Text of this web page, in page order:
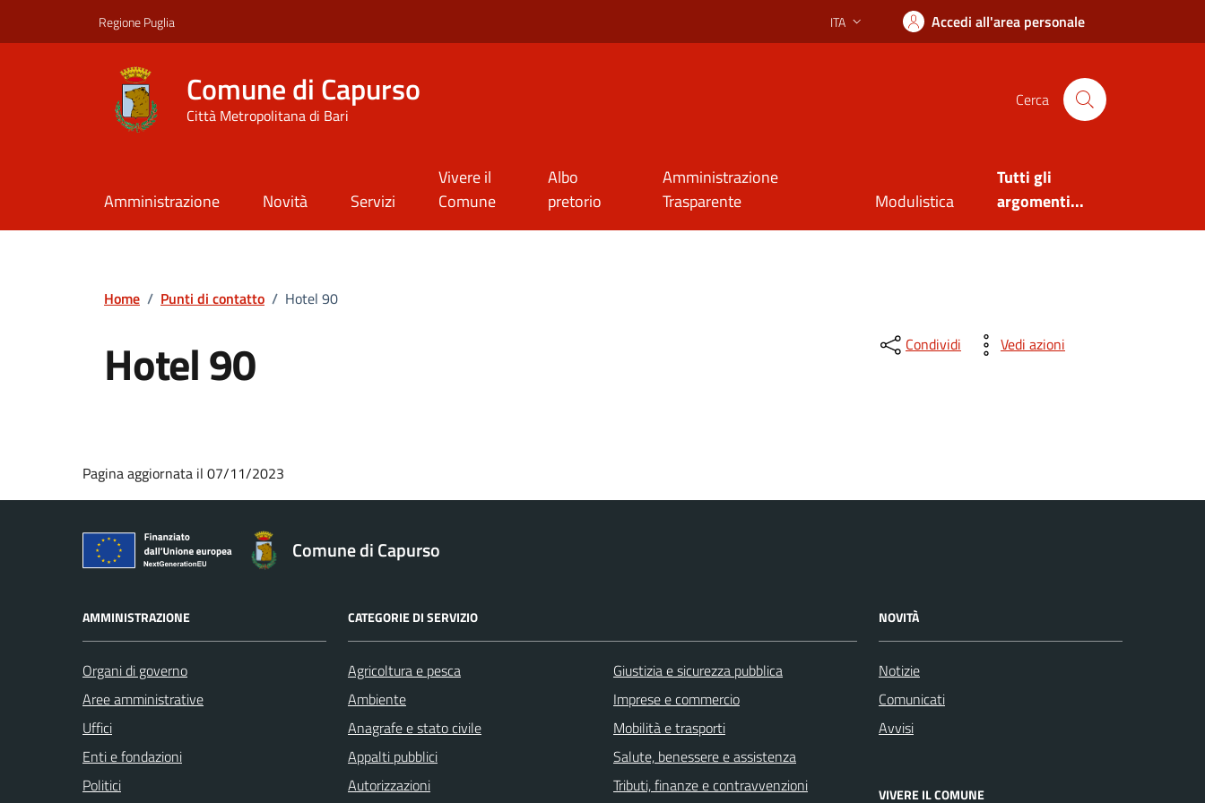
Regione Puglia Lingua attiva:
ITA Accedi all'area personale
Comune di Capurso
Città Metropolitana di Bari
Cerca
Amministrazione Novità Servizi
Vivere il
Comune
Albo
pretorio
Amministrazione
Trasparente
Modulistica
Tutti gli
argomenti...
Home / Punti di contatto / Hotel 90
Hotel 90 Condividi Vedi azioni
Pagina aggiornata il 07/11/2023
Comune di Capurso
AMMINISTRAZIONE
Organi di governo
Aree amministrative
Uffici
Enti e fondazioni
Politici
CATEGORIE DI SERVIZIO
Agricoltura e pesca
Ambiente
Anagrafe e stato civile
Appalti pubblici
Autorizzazioni
Giustizia e sicurezza pubblica
Imprese e commercio
Mobilità e trasporti
Salute, benessere e assistenza
Tributi, finanze e contravvenzioni
NOVITÀ
Notizie
Comunicati
Avvisi
VIVERE IL COMUNE